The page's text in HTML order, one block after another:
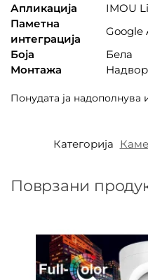
Апликација
IMOU
Паметна
интеграција
Google
Боја
Бела
Монтажа
Понудата ја надополнува
Категорија
Поврзани